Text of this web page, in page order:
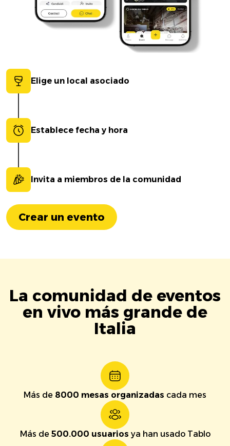
Elige un local asociado
Establece fecha y hora
Invita a miembros de la comunidad
Crear un evento
La comunidad de eventos
en vivo más grande de
Italia
Más de 8000 mesas organizadas cada mes
Más de 500.000 usuarios ya han usado Tablo